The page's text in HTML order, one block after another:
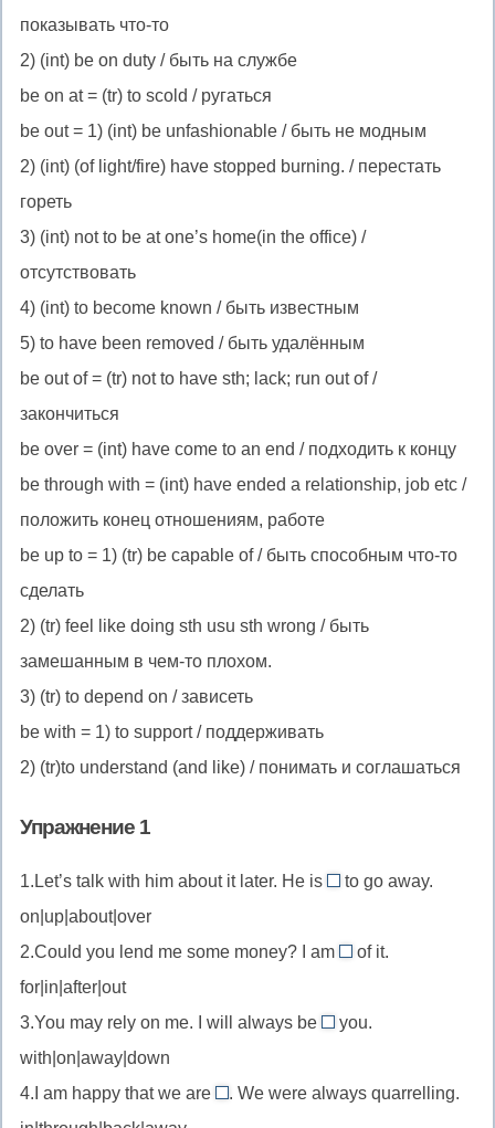
показывать что-то
2) (int) be on duty / быть на службе
be on at= (tr) to scold / ругаться
be out= 1) (int) be unfashionable / быть не модным
2) (int) (of light/fire) have stopped burning. / перестать
гореть
3) (int) not to be at one’s home(in the office) /
отсутствовать
4) (int) to become known / быть известным
5) to have been removed / быть удалённым
be out of= (tr) not to have sth; lack; run out of /
закончиться
be over = (int) have come to an end / подходить к концу
be through with = (int) have ended a relationship, job etc /
положить конец отношениям, работе
be up to = 1) (tr) be capable of / быть способным что-то
сделать
2) (tr) feel like doing sth usu sth wrong / быть
замешанным в чем-то плохом.
3) (tr) to depend on / зависеть
be with = 1) to support / поддерживать
2) (tr)to understand (and like) / понимать и соглашаться
Упражнение 1
1.Let’s talk with him about it later. He is
about
собираться
что-
to go away.
on|up|about|over
2.Could you lend me some money? I am
закончиться
ресурсах)
of it.
for|in|after|out
3.You may rely on me. I will always be
with
быть
you.
with|on|away|down
4.I am happy that we are
. We were always quarrelling.